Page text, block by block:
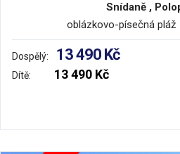
Snídaně ,
oblázkovo-písečná
Dospělý: 13 490 Kč
Dítě: 13 490 Kč